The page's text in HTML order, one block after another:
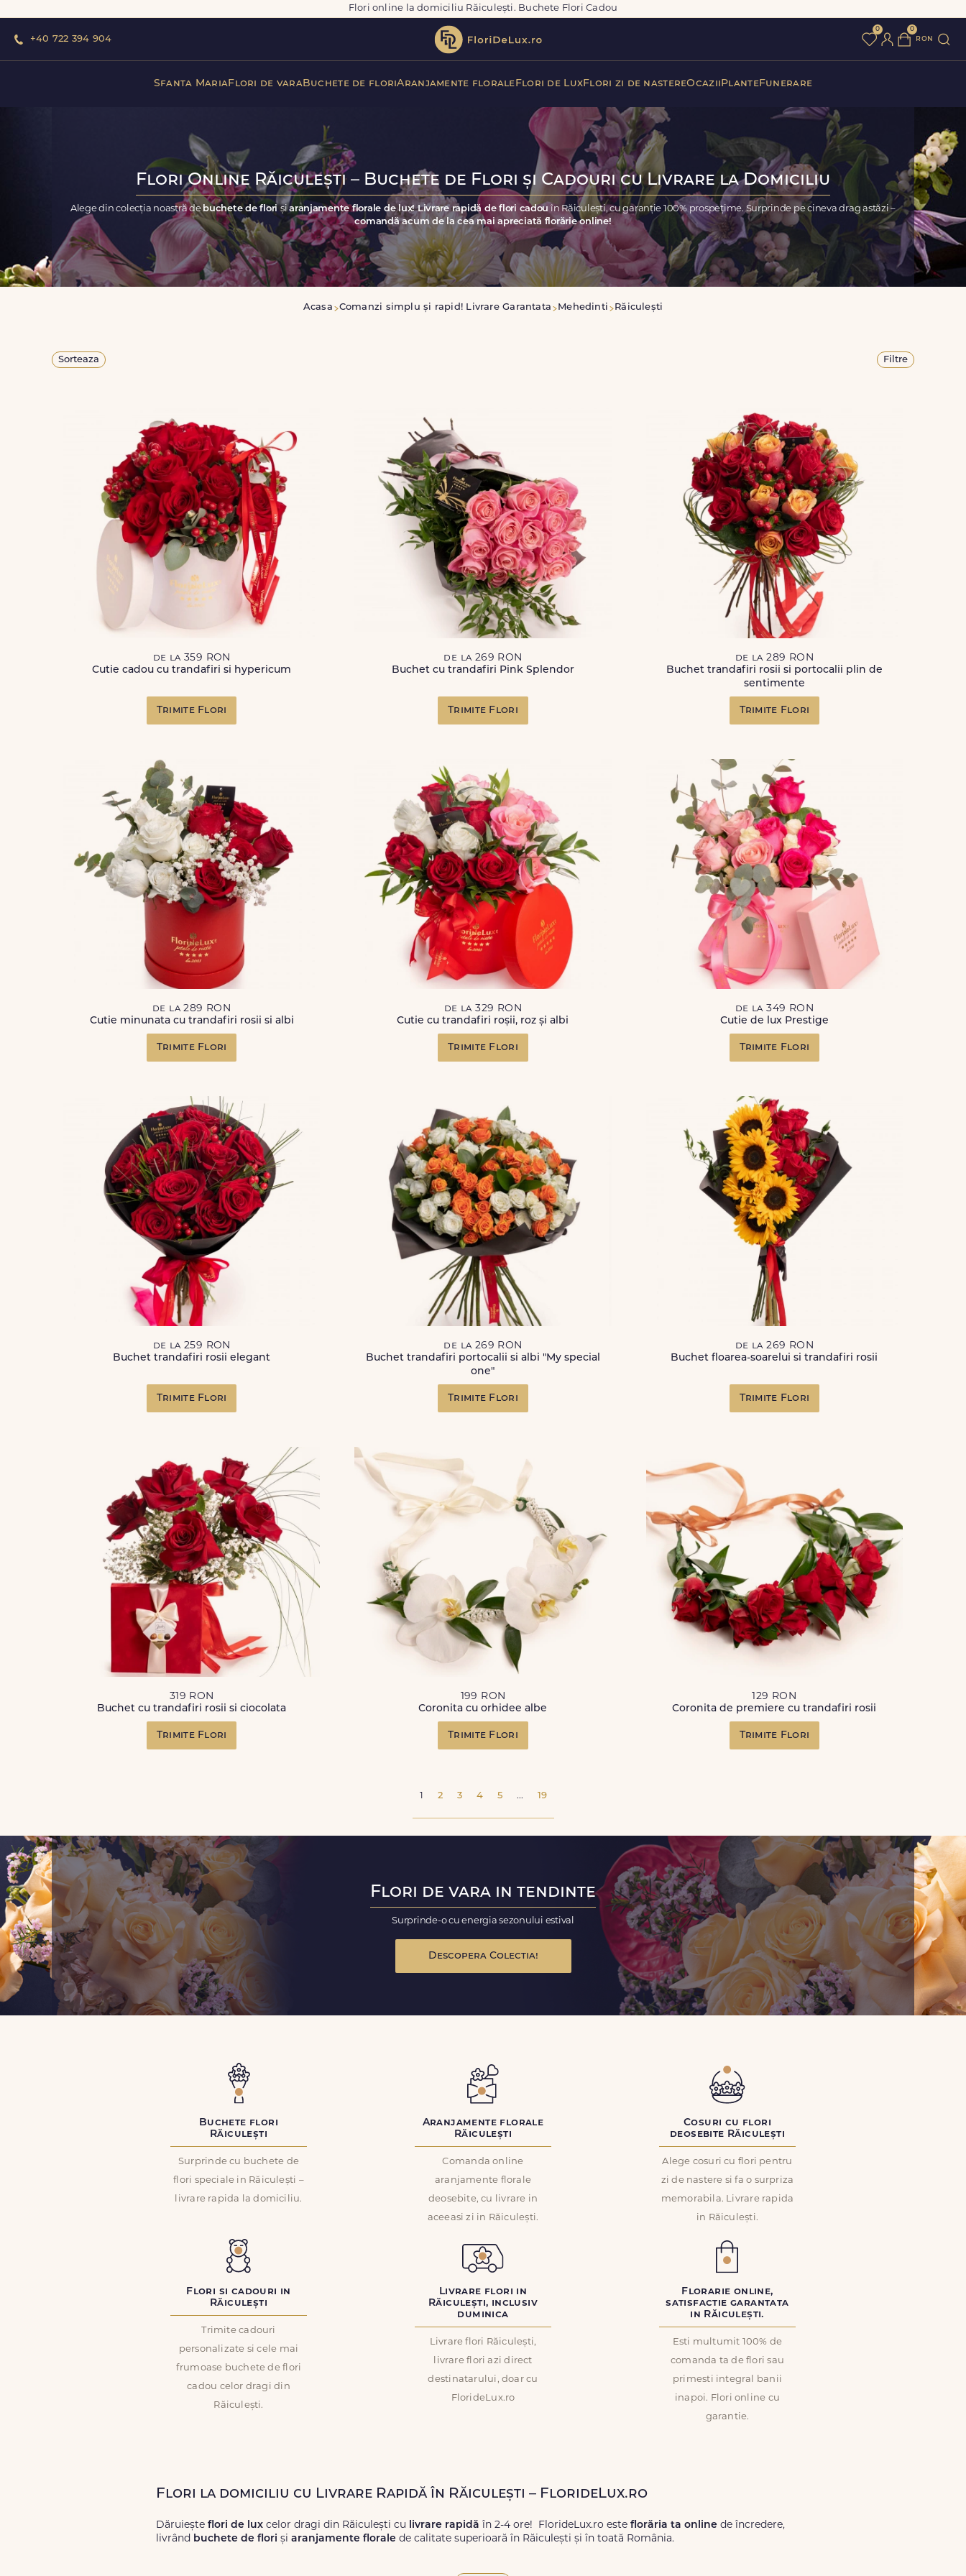
Flori online la domiciliu Răiculești. Buchete Flori Cadou
+40 722 394 904
0 0
ron
Sfanta MariaFlori de varaBuchete de floriAranjamente florale Flori de LuxFlori zi de nastereOcazii PlanteFunerare
Flori Online Răiculești – Buchete de Flori și Cadouri cu Livrare la Domiciliu
Alege din colecția noastră de buchete de flori șiaranjamente florale de lux! Livrare rapidă de flori cadou în Răiculești, cu garanție 100% prospețime. Surprinde pe cineva drag astăzi –
comandă acum de la cea mai apreciată florărie online!
Acasa Comanzi simplu și rapid! Livrare Garantata Mehedinti Răiculești
Sorteaza Filtre
de la 359 RON
Cutie cadou cu trandafiri si hypericum
Trimite Flori
de la 269 RON
Buchet cu trandafiri Pink Splendor
Trimite Flori
de la 289 RON
Buchet trandafiri rosii si portocalii plin de
sentimente
Trimite Flori
de la 289 RON
Cutie minunata cu trandafiri rosii si albi
Trimite Flori
de la 329 RON
Cutie cu trandafiri roșii, roz și albi
Trimite Flori
de la 349 RON
Cutie de lux Prestige
Trimite Flori
de la 259 RON
Buchet trandafiri rosii elegant
Trimite Flori
de la 269 RON
Buchet trandafiri portocalii si albi "My special
one"
Trimite Flori
de la 269 RON
Buchet floarea-soarelui si trandafiri rosii
Trimite Flori
319 RON
Buchet cu trandafiri rosii si ciocolata
Trimite Flori
199 RON
Coronita cu orhidee albe
Trimite Flori
129 RON
Coronita de premiere cu trandafiri rosii
Trimite Flori
1 2 3 4 5 ... 19
Flori de vara in tendinte
Surprinde-o cu energia sezonului estival
Descopera Colectia!
Buchete flori
Răiculești
Surprinde cu buchete de
flori speciale in Răiculești –
livrare rapida la domiciliu.
Aranjamente florale
Răiculești
Comanda online
aranjamente florale
deosebite, cu livrare in
aceeasi zi in Răiculești.
Cosuri cu flori
deosebite Răiculești
Alege cosuri cu flori pentru
zi de nastere si fa o surpriza
memorabila. Livrare rapida
in Răiculești.
Flori si cadouri in
Răiculești
Trimite cadouri
personalizate si cele mai
frumoase buchete de flori
cadou celor dragi din
Răiculești.
Livrare flori in
Răiculești, inclusiv
duminica
Livrare flori Răiculești,
livrare flori azi direct
destinatarului, doar cu
FlorideLux.ro
Florarie online,
satisfactie garantata
in Răiculești.
Esti multumit 100% de
comanda ta de flori sau
primesti integral banii
inapoi. Flori online cu
garantie.
Flori la domiciliu cu Livrare Rapidă în Răiculești – FlorideLux.ro
Dăruiește flori de lux celor dragi din Răiculești cu livrare rapidă în 2-4 ore! FlorideLux.ro este florăria ta online de încredere,
livrând buchete de flori și aranjamente florale de calitate superioară în Răiculești și în toată România.